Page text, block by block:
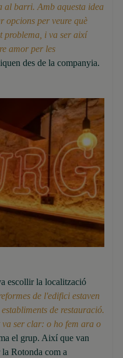
al barri. Amb aquesta idea
opcions per veure què
problema, i va ser així
amor per les
des de la companyia.
escollir la localització
de l'edifici estaven
de restauració.
va ser clar: o ho fem ara o
el grup. Així que van
Rotonda com a